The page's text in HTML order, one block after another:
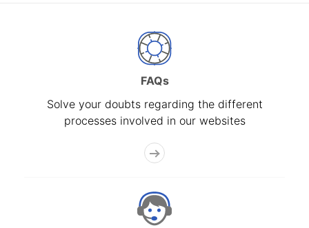
FAQs
Solve your doubts regarding the different
processes involved in our websites